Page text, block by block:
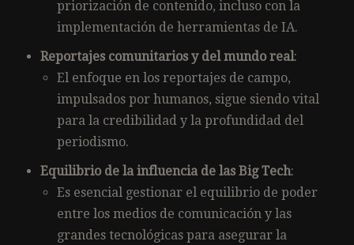
priorización de contenido, incluso con la
implementación de herramientas de IA.
Reportajes comunitarios y del mundo real:
El enfoque en los reportajes de campo,
impulsados por humanos, sigue siendo vital
para la credibilidad y la profundidad del
periodismo.
Equilibrio de la influencia de las Big Tech:
Es esencial gestionar el equilibrio de poder
entre los medios de comunicación y las
grandes tecnológicas para asegurar la